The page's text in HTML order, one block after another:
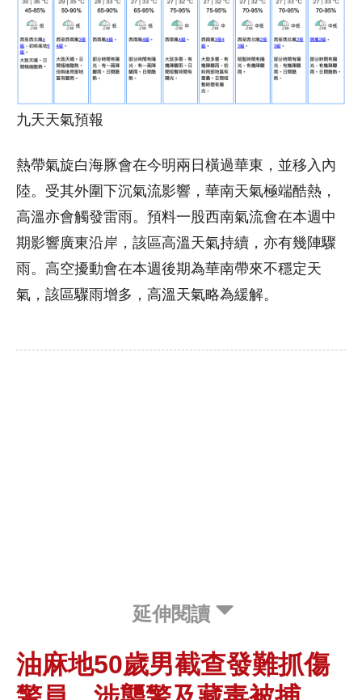
九天天氣預報
熱帶氣旋白海豚會在今明兩日橫過華東，並移入內
陸。受其外圍下沉氣流影響，華南天氣極端酷熱，
高溫亦會觸發雷雨。預料一股西南氣流會在本週中
期影響廣東沿岸，該區高溫天氣持續，亦有幾陣驟
雨。高空擾動會在本週後期為華南帶來不穩定天
氣，該區驟雨增多，高溫天氣略為緩解。
延伸閱讀
油麻地50歲男截查發難抓傷